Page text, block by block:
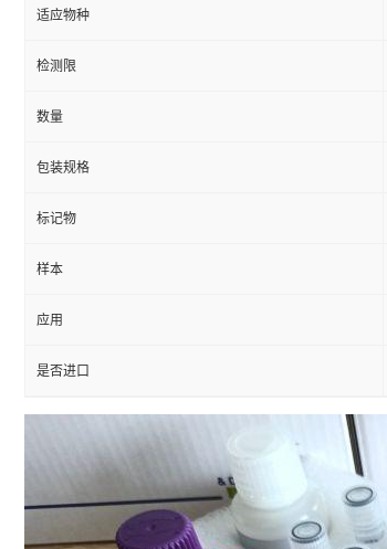
适应物种
检测限
数量
包装规格
标记物
样本
应用
是否进口